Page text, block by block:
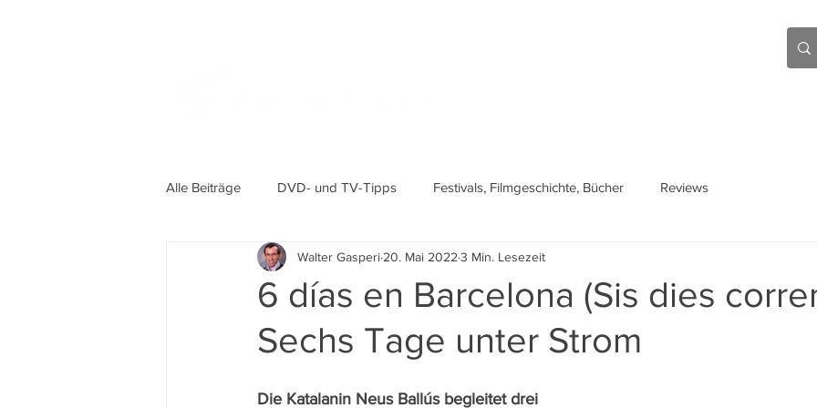
Alle Beiträge DVD- und TV-Tipps Festivals, Filmgeschichte, Bücher Reviews
6 días en Barcelona (Sis dies
Sechs Tage unter Strom
Walter Gasperi 20. Mai 2022 3 Min. Lesezeit
Die Katalanin Neus Ballús begleitet drei